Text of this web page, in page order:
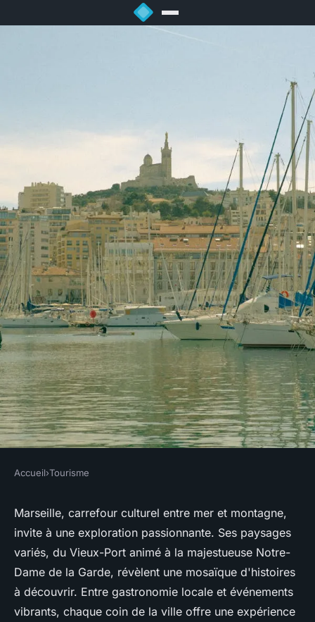
Visiter marseille : explorez ses
paysages et son patrimoine
Nina•20 avril 2025•4 min de lecture
Accueil›Tourisme
Marseille, carrefour culturel entre mer et montagne,
invite à une exploration passionnante. Ses paysages
variés, du Vieux-Port animé à la majestueuse Notre-
Dame de la Garde, révèlent une mosaïque d'histoires
à découvrir. Entre gastronomie locale et événements
vibrants, chaque coin de la ville offre une expérience